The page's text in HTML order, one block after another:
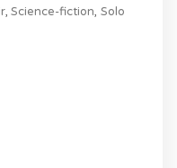
Science-fiction Solo